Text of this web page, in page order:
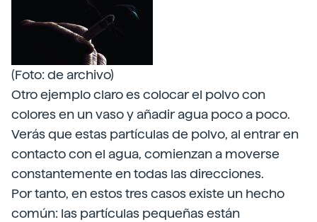
(Foto: de archivo)
Otro ejemplo claro es colocar el polvo con
colores en un vaso y añadir agua poco a poco.
Verás que estas partículas de polvo, al entrar en
contacto con el agua, comienzan a moverse
constantemente en todas las direcciones.
Por tanto, en estos tres casos existe un hecho
común: las partículas pequeñas están